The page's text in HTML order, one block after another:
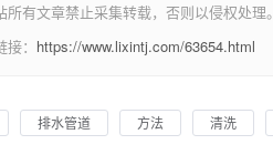
所有文章禁止采集转载，否则以侵权处理。
： https://www.lixintj.com/63654.html
排水管道 方法 清洗